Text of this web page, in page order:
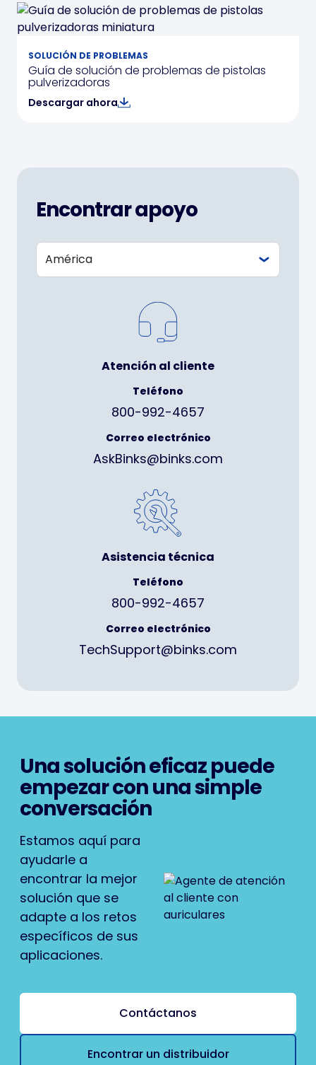
SOLUCIÓN DE PROBLEMAS
Guía de solución de problemas de pistolas
pulverizadoras
Descargar ahora
Encontrar apoyo
Atención al cliente
Teléfono
800-992-4657
Correo electrónico
AskBinks@binks.com
Asistencia técnica
Teléfono
800-992-4657
Correo electrónico
TechSupport@binks.com
Una solución eficaz puede
empezar con una simple
conversación
Estamos aquí para
ayudarle a
encontrar la mejor
solución que se
adapte a los retos
específicos de sus
aplicaciones.
Contáctanos
Encontrar un distribuidor